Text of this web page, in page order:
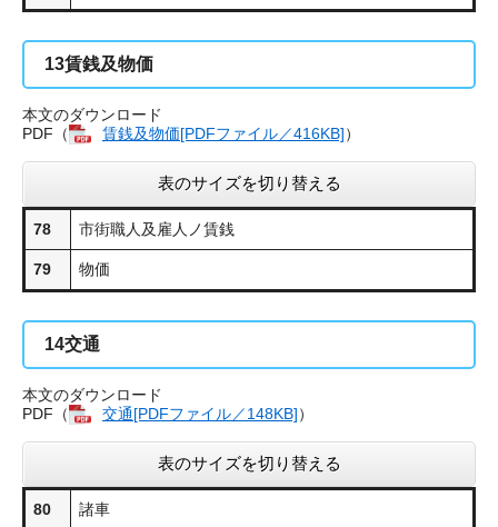
13賃銭及物価
本文のダウンロード
PDF（
賃銭及物価[PDFファイル／416KB]）
表のサイズを切り替える
78 市街職人及雇人ノ賃銭
79 物価
14交通
本文のダウンロード
PDF（
交通​[PDFファイル／148KB]）
表のサイズを切り替える
80 諸車